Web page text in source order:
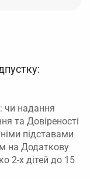
чи надання
та Довіреності
підставами
на Додаткову
2-х дітей до 15